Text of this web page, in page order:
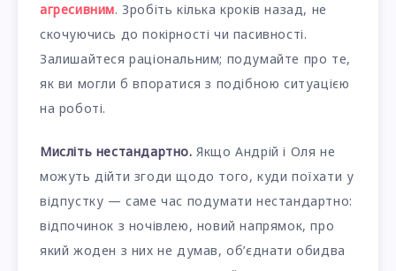
агресивним. Зробіть кілька кроків назад, не
скочуючись до покірності чи пасивності.
Залишайтеся раціональним; подумайте про те,
як ви могли б впоратися з подібною ситуацією
на роботі.
Мисліть нестандартно. Якщо Андрій і Оля не
можуть дійти згоди щодо того, куди поїхати у
відпустку — саме час подумати нестандартно:
відпочинок з ночівлею, новий напрямок, про
який жоден з них не думав, об’єднати обидва